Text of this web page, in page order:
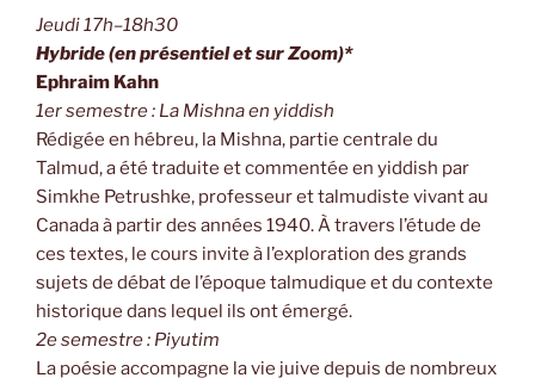
Jeudi 17h–18h30
Hybride (en présentiel et sur Zoom)*
Ephraim Kahn
1er semestre : La Mishna en yiddish
Rédigée en hébreu, la Mishna, partie centrale du
Talmud, a été traduite et commentée en yiddish par
Simkhe Petrushke, professeur et talmudiste vivant au
Canada à partir des années 1940. À travers l’étude de
ces textes, le cours invite à l’exploration des grands
sujets de débat de l’époque talmudique et du contexte
historique dans lequel ils ont émergé.
2e semestre : Piyutim
La poésie accompagne la vie juive depuis de nombreux